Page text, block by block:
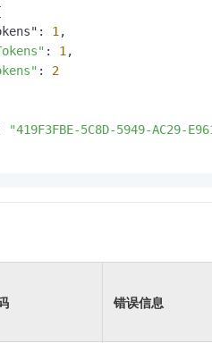
1 ,
: 1 ,
: 2
"419F3FBE-5C8D-5949-AC29-
错误信息